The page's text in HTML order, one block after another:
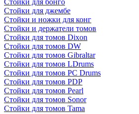
Стойки для бонго
Стойки для джембе
Стойки и ножки для конг
Стойки и держатели томов
Стойки для томов Dixon
Стойки для томов DW
Стойки для томов Gibraltar
Стойки для томов LDrums
Стойки для томов PC Drums
Стойки для томов PDP
Стойки для томов Pearl
Стойки для томов Sonor
Стойки для томов Tama